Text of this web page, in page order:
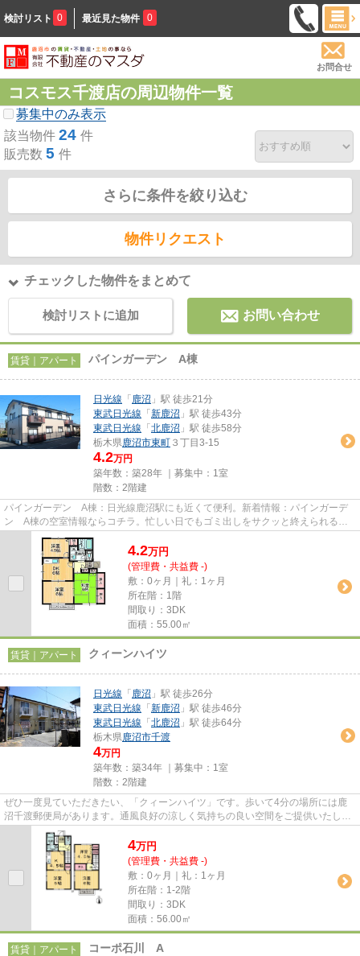
検討リスト 0 最近見た物件 0
お問合せ
コスモス千渡店の周辺物件一覧
募集中のみ表示
該当物件 24 件
販売数 5 件
さらに条件を絞り込む
物件リクエスト
チェックした物件をまとめて
検討リストに追加 お問い合わせ
賃貸｜アパート パインガーデン A棟
日光線 「 鹿沼 」駅 徒歩21分
東武日光線 「 新鹿沼 」駅 徒歩43分
東武日光線 「 北鹿沼 」駅 徒歩58分
栃木県鹿沼市東町 ３丁目3-15
4.2万円
築年数：築28年 ｜募集中： 1室
階数：2階建
パインガーデン A棟：日光線鹿沼駅にも近くて便利。新着情報：パインガーデ
ン A棟の空室情報ならコチラ。忙しい日でもゴミ出しをサクッと終えられるよ
うに、敷地内にゴミ置き場をつ...
4.2万円
(管理費・共益費 -)
敷：0ヶ月｜礼：1ヶ月
所在階：1階
間取り：3DK
面積：55.00㎡
賃貸｜アパート クィーンハイツ
日光線 「 鹿沼 」駅 徒歩26分
東武日光線 「 新鹿沼 」駅 徒歩46分
東武日光線 「 北鹿沼 」駅 徒歩64分
栃木県鹿沼市千渡
4万円
築年数：築34年 ｜募集中： 1室
階数：2階建
ぜひ一度見ていただきたい、「クィーンハイツ」です。歩いて4分の場所には鹿
沼千渡郵便局があります。通風良好の涼しく気持ちの良い空間をご提供いたしま
す。こちらの物件はアパートで...
4万円
(管理費・共益費 -)
敷：0ヶ月｜礼：1ヶ月
所在階：1-2階
間取り：3DK
面積：56.00㎡
賃貸｜アパート コーポ石川 A